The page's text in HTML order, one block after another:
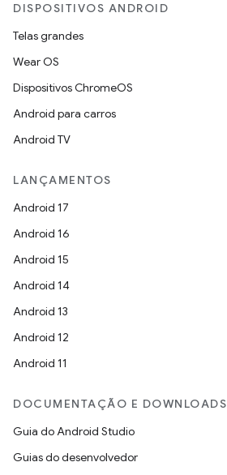
DISPOSITIVOS ANDROID
Telas grandes
Wear OS
Dispositivos ChromeOS
Android para carros
Android TV
LANÇAMENTOS
Android 17
Android 16
Android 15
Android 14
Android 13
Android 12
Android 11
DOCUMENTAÇÃO E DOWNLOADS
Guia do Android Studio
Guias do desenvolvedor